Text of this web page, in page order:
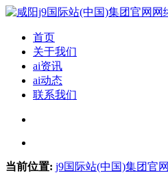
首页
关于我们
ai资讯
ai动态
联系我们
当前位置: j9国际站(中国)集团官网